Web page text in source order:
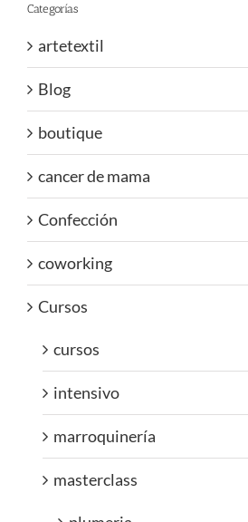
Categorías
artetextil
Blog
boutique
cancer de mama
Confección
coworking
Cursos
cursos
intensivo
marroquinería
masterclass